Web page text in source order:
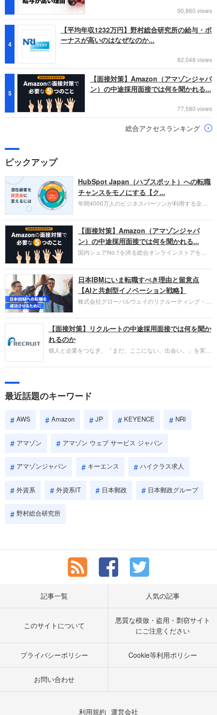
90,860 views
4
【平均年収1232万円】野村総合研究所の給与・ボ
ーナスが高いのはなぜなのか...
82,048 views
5
【面接対策】Amazon（アマゾンジャパ
ン）の中途採用面接では何を聞かれる...
77,580 views
総合アクセスランキング
ピックアップ
HubSpot Japan（ハブスポット）への転職
チャンスをモノにする【ク...
年間4000万人のビジネスパーソンが利用する企業
お勧めするイチオシ企業をご紹介します。今回はク
ラウド型CRMプラットフォームを提供する
HubSpot Japan（ハブスポット・ジャパン）株式会
社です。採用面接対策の企業研究にご活用くださ
い。
【面接対策】Amazon（アマゾンジャパ
ン）の中途採用面接では何を聞かれる...
国内シェアNo.1を誇る総合オンラインストアを運
圧倒的な存在感を持つAmazon。中途採用面接では
過去の具体的な業務成果やリーダーシップの発揮、
失敗からの学びが重視され、人間性やカルチャーフ
ィットも評価対象となり、長期的に成長できる仲間
であるかを多角的に審査されます。
日本IBMにいま転職すべき理由と留意点
【AIと共創型イノベーション戦略】
株式会社グローバルウェイのリクルーティング・パ
パーソンが利用する企業口コミサイト「キャリコ
ネ」の転職エージェントがお勧めするイチオシ企業
IBMです。採用面接対策の企業研究にご活用くださ
い。
【面接対策】リクルートの中途採用面接では何を聞か
れるのか
個人と企業をつなぎ、「まだ、ここにない、出会い。」を実現
やこれまでの成果を具体的に問われるほか、「人間性」も評価
しょう。
最近話題のキーワード
AWS Amazon JP KEYENCE NRI
アマゾン アマゾン ウェブ サービス ジャパン
アマゾンジャパン キーエンス ハイクラス求人
外資系 外資系IT 日本郵政 日本郵政グループ
野村総合研究所
記事一覧 人気の記事
このサイトについて
悪質な模倣・盗用・剽窃サイト
にご注意ください
プライバシーポリシー Cookie等利用ポリシー
お問い合わせ
利用規約 運営会社